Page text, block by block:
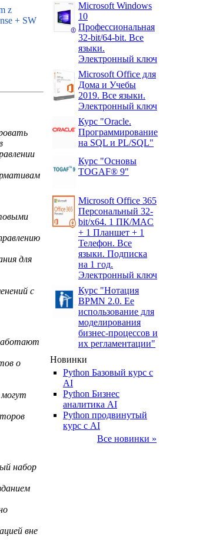
z
+ SW
для
с
о
набор
вне
Microsoft Windows
10
Профессиональная
32-bit/64-bit. Все
языки.
Электронный ключ
Microsoft Office для
Дома и Учебы
2019. Все языки.
Электронный ключ
Курс "Oracle.
Программирование
на SQL и PL/SQL"
Курс "Основы
TOGAF® 9"
Microsoft Office 365
Персональный 32-
bit/x64. 1 ПК/MAC
+ 1 Планшет + 1
Телефон. Все
языки. Подписка
на 1 год.
Электронный ключ
Курс "Нотация
BPMN 2.0. Ее
использование для
моделирования
бизнес-процессов и
их регламентации"
Новинки
Python Базовый курс c
AI
Python Бизнес
аналитика AI
Python продвинутый
курс с AI
Все новинки »